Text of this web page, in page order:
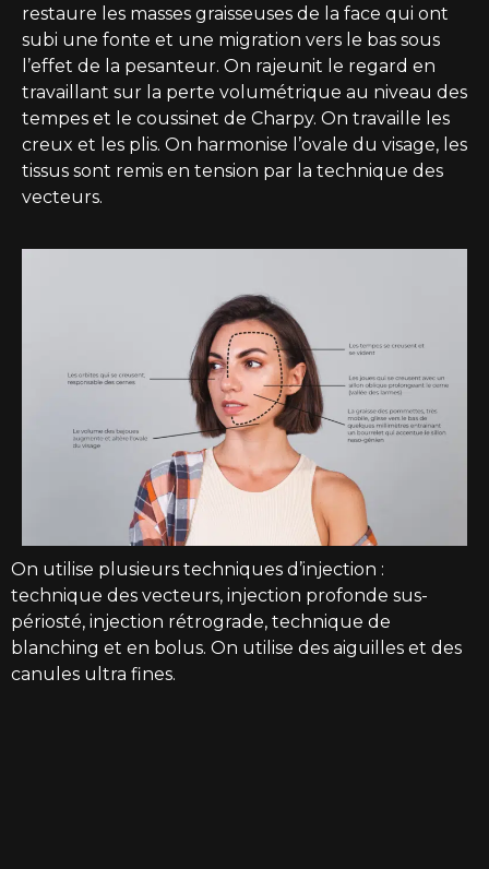
restaure les masses graisseuses de la face qui ont
subi une fonte et une migration vers le bas sous
l’effet de la pesanteur. On rajeunit le regard en
travaillant sur la perte volumétrique au niveau des
tempes et le coussinet de Charpy. On travaille les
creux et les plis. On harmonise l’ovale du visage, les
tissus sont remis en tension par la technique des
vecteurs.
On utilise plusieurs techniques d’injection :
technique des vecteurs, injection profonde sus-
périosté, injection rétrograde, technique de
blanching et en bolus. On utilise des aiguilles et des
canules ultra fines.